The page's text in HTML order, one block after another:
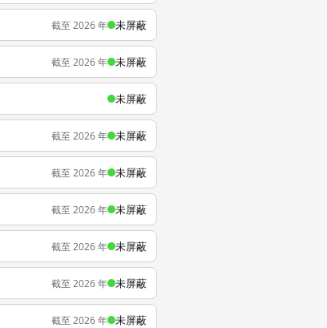
截至 2026 年 未屏蔽
截至 2026 年 未屏蔽
未屏蔽
截至 2026 年 未屏蔽
截至 2026 年 未屏蔽
截至 2026 年 未屏蔽
截至 2026 年 未屏蔽
截至 2026 年 未屏蔽
截至 2026 年 未屏蔽